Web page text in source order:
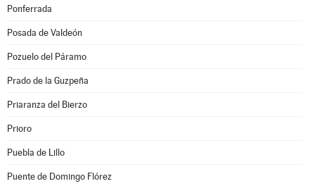
Ponferrada
Posada de Valdeón
Pozuelo del Páramo
Prado de la Guzpeña
Priaranza del Bierzo
Prioro
Puebla de Lillo
Puente de Domingo Flórez